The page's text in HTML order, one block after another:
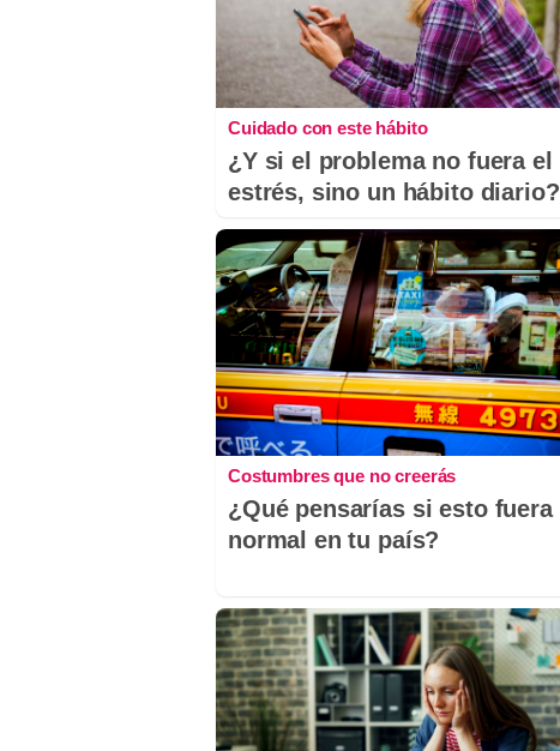
Cuidado con este hábito
¿Y si el problema no fuera el
estrés, sino un hábito diario?
Costumbres que no creerás
¿Qué pensarías si esto fuera
normal en tu país?